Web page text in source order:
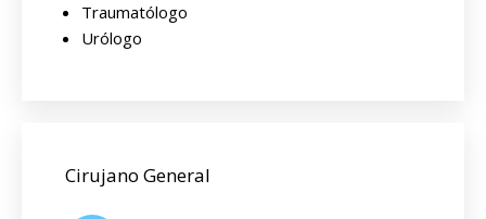
Traumatólogo
Urólogo
Cirujano General